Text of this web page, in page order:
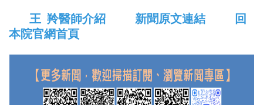
王 羚醫師介紹
新聞原文連結
回
本院官網首頁